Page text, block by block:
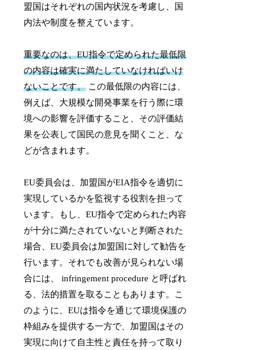
盟国はそれぞれの国内状況を考慮し、国
内法や制度を整えています。
重要なのは、EU指令で定められた最低限
の内容は確実に満たしていなければいけ
ないことです。 この最低限の内容には、
例えば、大規模な開発事業を行う際に環
境への影響を評価すること、その評価結
果を公表して国民の意見を聞くこと、な
どが含まれます。
EU委員会は、加盟国がEIA指令を適切に
実現しているかを監視する役割を担って
います。もし、EU指令で定められた内容
が十分に満たされていないと判断された
場合、EU委員会は加盟国に対して勧告を
行います。それでも改善が見られない場
合には、 infringement procedure と呼ばれ
る、法的措置を取ることもあります。こ
のように、EUは指令を通じて環境保護の
枠組みを提供する一方で、加盟国はその
実現に向けて自主性と責任を持って取り